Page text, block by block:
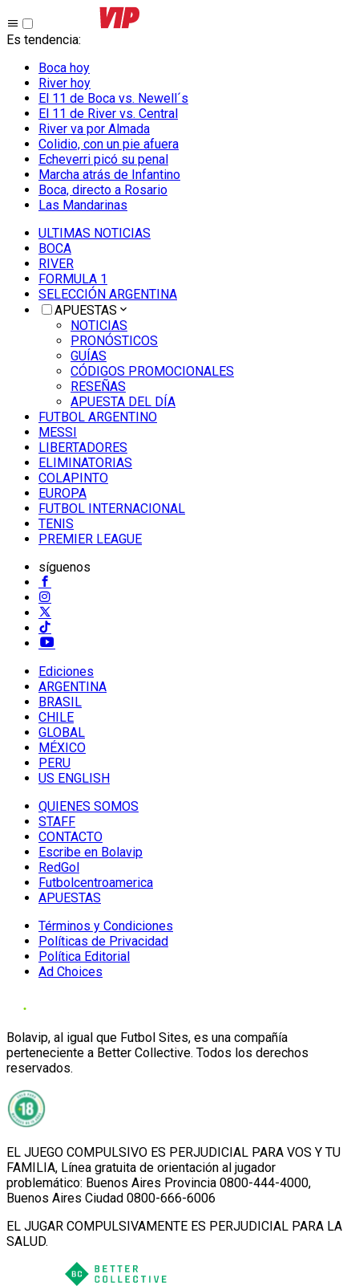
Es tendencia:
Boca hoy
River hoy
El 11 de Boca vs. Newell´s
El 11 de River vs. Central
River va por Almada
Colidio, con un pie afuera
Echeverri picó su penal
Marcha atrás de Infantino
Boca, directo a Rosario
Las Mandarinas
ULTIMAS NOTICIAS
BOCA
RIVER
FORMULA 1
SELECCIÓN ARGENTINA
APUESTAS
NOTICIAS
PRONÓSTICOS
GUÍAS
CÓDIGOS PROMOCIONALES
RESEÑAS
APUESTA DEL DÍA
FUTBOL ARGENTINO
MESSI
LIBERTADORES
ELIMINATORIAS
COLAPINTO
EUROPA
FUTBOL INTERNACIONAL
TENIS
PREMIER LEAGUE
síguenos
Ediciones
ARGENTINA
BRASIL
CHILE
GLOBAL
MÉXICO
PERU
US ENGLISH
QUIENES SOMOS
STAFF
CONTACTO
Escribe en Bolavip
RedGol
Futbolcentroamerica
APUESTAS
Términos y Condiciones
Políticas de Privacidad
Política Editorial
Ad Choices
Bolavip, al igual que Futbol Sites, es una compañía
perteneciente a Better Collective. Todos los derechos
reservados.
EL JUEGO COMPULSIVO ES PERJUDICIAL PARA VOS Y TU
FAMILIA, Línea gratuita de orientación al jugador
problemático: Buenos Aires Provincia 0800-444-4000,
Buenos Aires Ciudad 0800-666-6006
EL JUGAR COMPULSIVAMENTE ES PERJUDICIAL PARA LA
SALUD.